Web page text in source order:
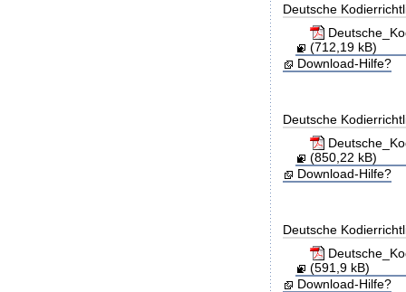
Deutsche
(712,19 kB)
Download-Hilfe?
Deutsche
(850,22 kB)
Download-Hilfe?
Deutsche
(591,9 kB)
Download-Hilfe?